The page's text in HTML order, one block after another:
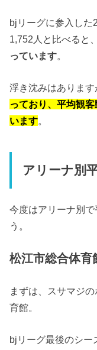
bjリーグに参入した
1,752人と比べると
っています。
浮き沈みはあります
っており、平均観
います。
アリーナ別
今度はアリーナ別
う。
松江市総合体育
まずは、スサマジ
育館。
bjリーグ最後のシー